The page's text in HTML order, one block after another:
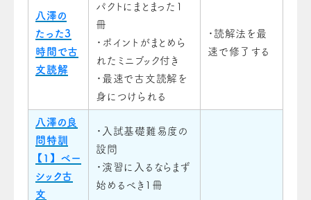
八澤の
たった3
時間で古
文読解
パクトにまとまった1
冊
・ポイントがまとめら
れたミニブック付き
・最速で古文読解を
身につけられる
・読解法を最
速で修了する
八澤の良
問特訓
【1】 ベー
シック古
文
・入試基礎難易度の
設問
・演習に入るならまず
始めるべき1冊